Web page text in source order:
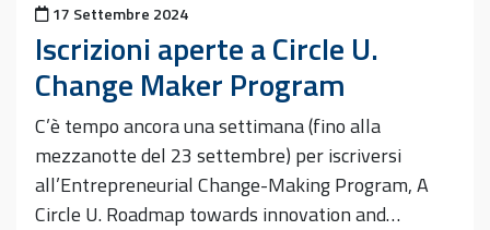
Pubblicato il
17 Settembre 2024
Iscrizioni aperte a Circle U.
Change Maker Program
C’è tempo ancora una settimana (fino alla
mezzanotte del 23 settembre) per iscriversi
all’Entrepreneurial Change-Making Program, A
Circle U. Roadmap towards innovation and…